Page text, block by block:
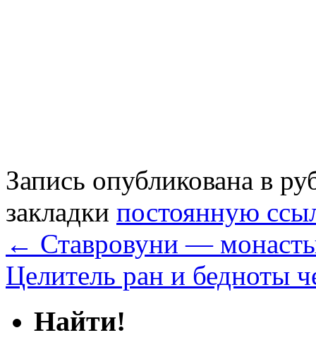
Запись опубликована в
закладки постоянную
← Ставровуни —
Целитель ран и бедноты
Найти!